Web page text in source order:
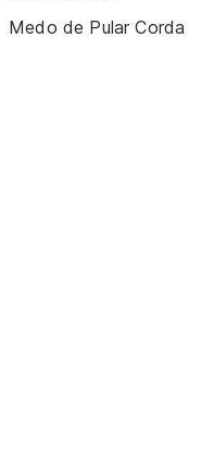
Medo de Pular Corda